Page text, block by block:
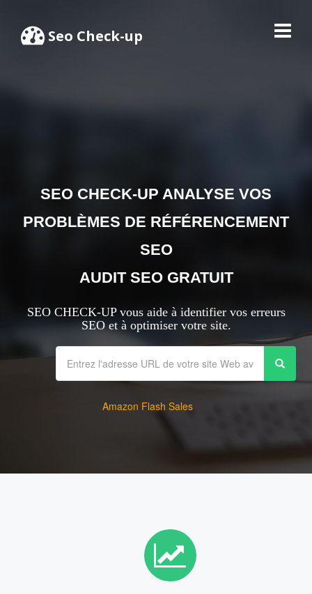
Seo Check-up
SEO CHECK-UP ANALYSE VOS
PROBLÈMES DE RÉFÉRENCEMENT
SEO
AUDIT SEO GRATUIT
SEO CHECK-UP vous aide à identifier vos erreurs
SEO et à optimiser votre site.
Amazon Flash Sales